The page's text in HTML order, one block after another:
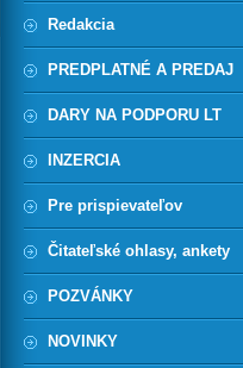
Redakcia
PREDPLATNÉ A PREDAJ
DARY NA PODPORU LT
INZERCIA
Pre prispievateľov
Čitateľské ohlasy, ankety
POZVÁNKY
NOVINKY